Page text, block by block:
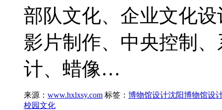
部队文化、企业文化
影片制作、中央控制
计、蜡像…
来源： www.hxlxsy.com 标签： 博物馆设计沈阳博物馆设
校园文化